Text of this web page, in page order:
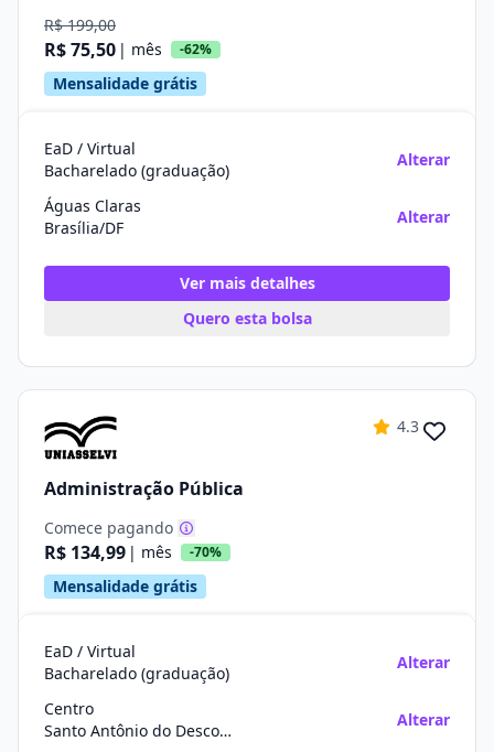
R$ 199,00
R$ 75,50 | mês -62%
Mensalidade grátis
EaD / Virtual
Bacharelado (graduação)
Alterar
Águas Claras
Brasília/DF
Alterar
Ver mais detalhes
Quero esta bolsa
4.3
Administração Pública
Comece pagando
R$ 134,99 | mês -70%
Mensalidade grátis
EaD / Virtual
Bacharelado (graduação)
Alterar
Centro
Santo Antônio do Descoberto/GO
Alterar